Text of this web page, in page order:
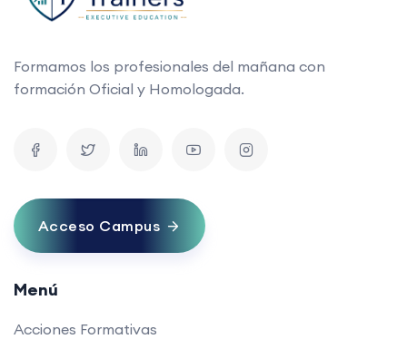
Formamos los profesionales del mañana con
formación Oficial y Homologada.
Acceso Campus
Menú
Acciones Formativas